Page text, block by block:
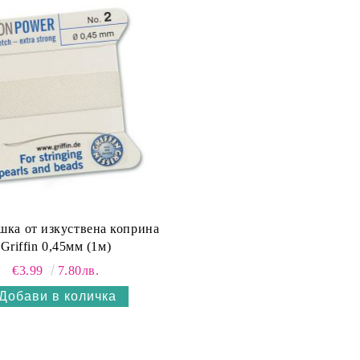
от изкуствена коприна
Griffin 0,45мм (1м)
€3.99
7.80лв.